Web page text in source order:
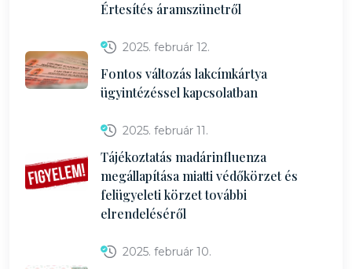
Értesítés áramszünetről
2025. február 12.
Fontos változás lakcímkártya
ügyintézéssel kapcsolatban
2025. február 11.
Tájékoztatás madárinfluenza
megállapítása miatti védőkörzet és
felügyeleti körzet további
elrendeléséről
2025. február 10.